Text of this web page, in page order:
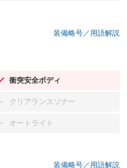
装備略号／用語解説
衝突安全ボディ
：装備あり
クリアランスソナー
：装備なし
オートライト
：装備なし
装備略号／用語解説